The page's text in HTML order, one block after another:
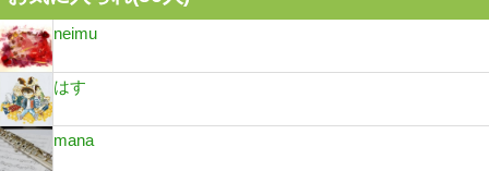
neimu
はす
mana